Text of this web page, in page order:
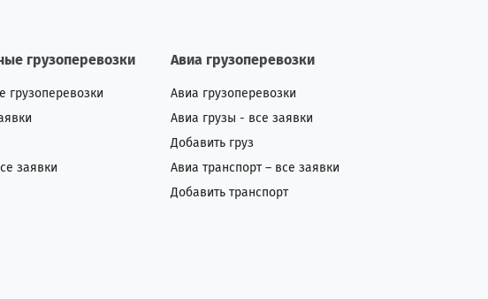
грузоперевозки
заявки
Авиа грузоперевозки
Авиа грузоперевозки
Авиа грузы - все заявки
Добавить груз
Авиа транспорт – все заявки
Добавить транспорт